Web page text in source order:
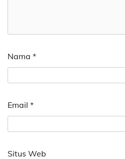
Nama *
Email *
Situs Web